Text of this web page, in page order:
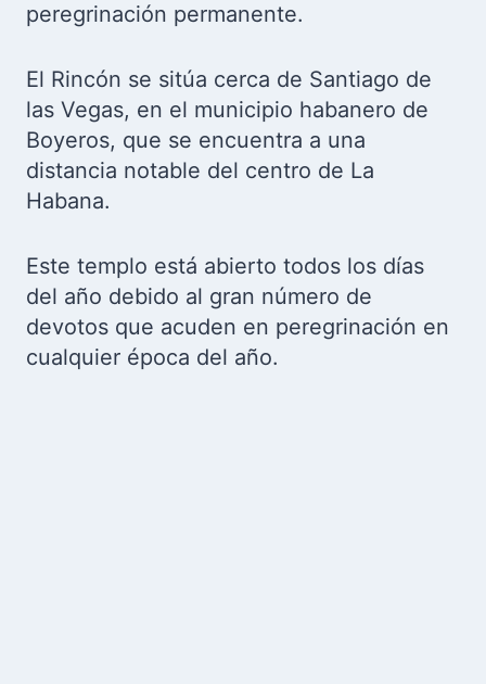
peregrinación permanente.
El Rincón se sitúa cerca de Santiago de
las Vegas, en el municipio habanero de
Boyeros, que se encuentra a una
distancia notable del centro de La
Habana.
Este templo está abierto todos los días
del año debido al gran número de
devotos que acuden en peregrinación en
cualquier época del año.